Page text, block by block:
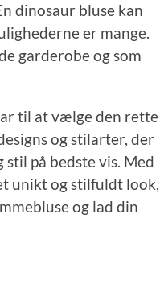
dinosaur bluse kan
er mange.
garderobe og som
til at vælge den rette
og stilarter, der
på bedste vis. Med
unikt og stilfuldt look,
og lad din